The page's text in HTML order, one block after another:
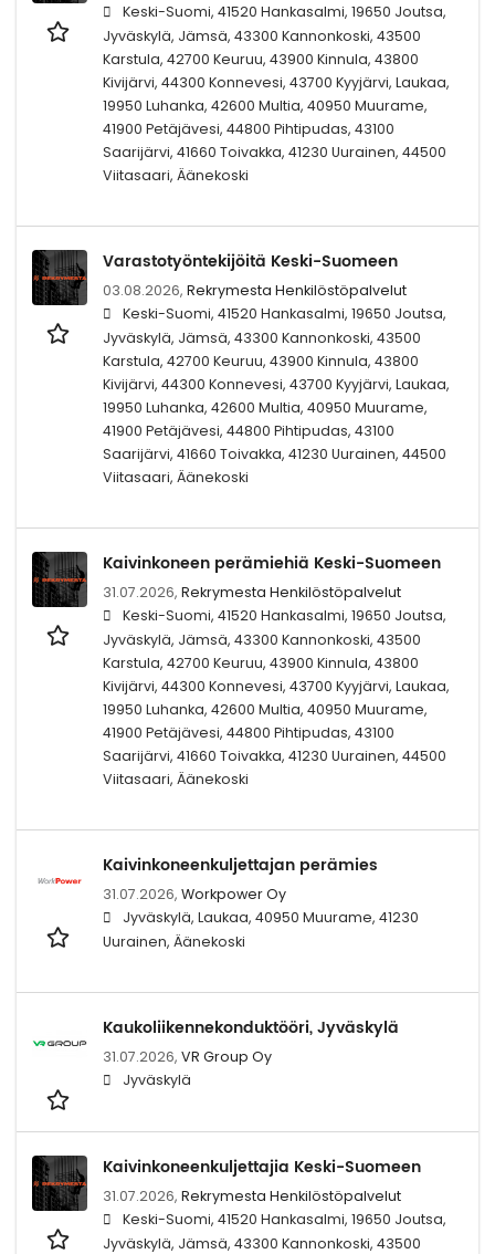
Keski-Suomi, 41520 Hankasalmi, 19650 Joutsa,
Jyväskylä, Jämsä, 43300 Kannonkoski, 43500
Karstula, 42700 Keuruu, 43900 Kinnula, 43800
Kivijärvi, 44300 Konnevesi, 43700 Kyyjärvi, Laukaa,
19950 Luhanka, 42600 Multia, 40950 Muurame,
41900 Petäjävesi, 44800 Pihtipudas, 43100
Saarijärvi, 41660 Toivakka, 41230 Uurainen, 44500
Viitasaari, Äänekoski
Varastotyöntekijöitä Keski-Suomeen
03.08.2026, Rekrymesta Henkilöstöpalvelut
Keski-Suomi, 41520 Hankasalmi, 19650 Joutsa,
Jyväskylä, Jämsä, 43300 Kannonkoski, 43500
Karstula, 42700 Keuruu, 43900 Kinnula, 43800
Kivijärvi, 44300 Konnevesi, 43700 Kyyjärvi, Laukaa,
19950 Luhanka, 42600 Multia, 40950 Muurame,
41900 Petäjävesi, 44800 Pihtipudas, 43100
Saarijärvi, 41660 Toivakka, 41230 Uurainen, 44500
Viitasaari, Äänekoski
Kaivinkoneen perämiehiä Keski-Suomeen
31.07.2026, Rekrymesta Henkilöstöpalvelut
Keski-Suomi, 41520 Hankasalmi, 19650 Joutsa,
Jyväskylä, Jämsä, 43300 Kannonkoski, 43500
Karstula, 42700 Keuruu, 43900 Kinnula, 43800
Kivijärvi, 44300 Konnevesi, 43700 Kyyjärvi, Laukaa,
19950 Luhanka, 42600 Multia, 40950 Muurame,
41900 Petäjävesi, 44800 Pihtipudas, 43100
Saarijärvi, 41660 Toivakka, 41230 Uurainen, 44500
Viitasaari, Äänekoski
Kaivinkoneenkuljettajan perämies
31.07.2026, Workpower Oy
Jyväskylä, Laukaa, 40950 Muurame, 41230
Uurainen, Äänekoski
Kaukoliikennekonduktööri, Jyväskylä
31.07.2026, VR Group Oy
Jyväskylä
Kaivinkoneenkuljettajia Keski-Suomeen
31.07.2026, Rekrymesta Henkilöstöpalvelut
Keski-Suomi, 41520 Hankasalmi, 19650 Joutsa,
Jyväskylä, Jämsä, 43300 Kannonkoski, 43500